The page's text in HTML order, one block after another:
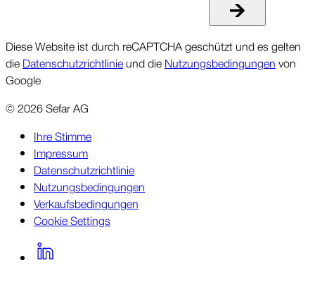
Diese Website ist durch reCAPTCHA geschützt und es gelten
die Datenschutzrichtlinie und die Nutzungsbedingungen von
Google
©2026Sefar AG
Ihre Stimme
Impressum
Datenschutzrichtlinie
Nutzungsbedingungen
Verkaufsbedingungen
Cookie Settings